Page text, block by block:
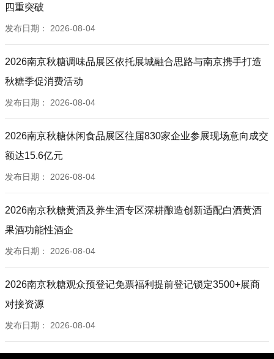
四重突破
发布日期： 2026-08-04
2026南京秋糖调味品展区依托展城融合思路与南京携手打造
秋糖季促消费活动
发布日期： 2026-08-04
2026南京秋糖休闲食品展区往届830家企业参展现场意向成交
额达15.6亿元
发布日期： 2026-08-04
2026南京秋糖黄酒及养生酒专区深耕酿造创新适配白酒黄酒
果酒功能性酒企
发布日期： 2026-08-04
2026南京秋糖观众预登记免票福利提前登记锁定3500+展商
对接资源
发布日期： 2026-08-04